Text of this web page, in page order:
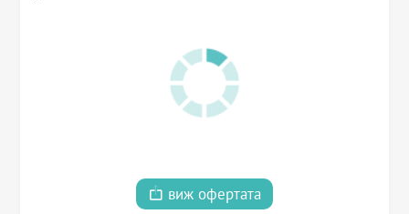
виж офертата